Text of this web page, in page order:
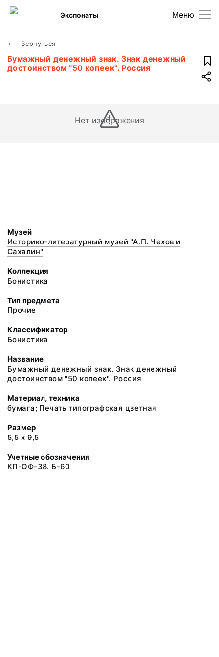
Меню
Экспонаты
Вернуться
Бумажный денежный знак. Знак денежный
достоинством "50 копеек". Россия
Нет изображения
Музей
Историко-литературный музей "А.П. Чехов и
Сахалин"
Коллекция
Бонистика
Тип предмета
Прочие
Классификатор
Бонистика
Название
Бумажный денежный знак. Знак денежный
достоинством "50 копеек". Россия
Материал, техника
бумага; Печать типографская цветная
Размер
5,5 х 9,5
Учетные обозначения
КП-ОФ-38. Б-60